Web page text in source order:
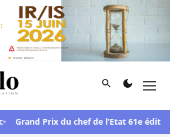
site d'information et d'investigation
Rechercher
Grand Prix du chef de l’Etat 61e